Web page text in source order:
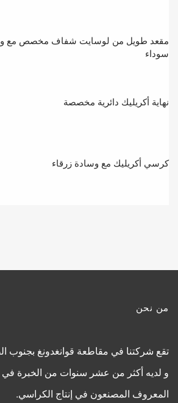
مقعد طويل من لوسايت شفاف مخصص مع
سوداء
نهاية أكريليك دائرية مخصصة
كرسي أكريليك مع وسادة زرقاء
من نحن
تقع شركتنا في مقاطعة قوانغدونغ بجنوب
و لديه أكثر من عشر سنوات من الخبرة في
المعروف المصنعون في إنتاج الكراسي.